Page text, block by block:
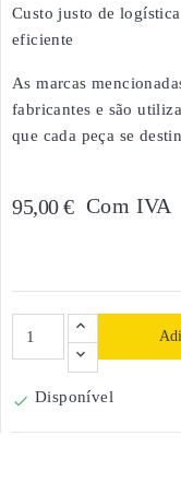
Custo justo de
eficiente
As marcas
fabricantes e são
que cada peça se
95,00 € Com IVA
 Disponível